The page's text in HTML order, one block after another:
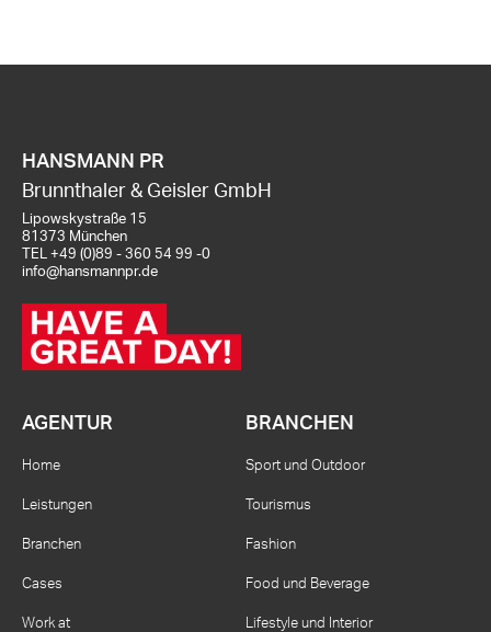
HANSMANN PR
Brunnthaler & Geisler GmbH
Lipowskystraße 15
81373 München
TEL +49 (0)89 - 360 54 99 -0
info@hansmannpr.de
AGENTUR
Home
Leistungen
Branchen
Cases
Work at
BRANCHEN
Sport und Outdoor
Tourismus
Fashion
Food und Beverage
Lifestyle und Interior